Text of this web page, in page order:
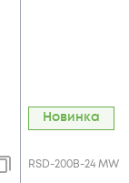
Новинка
RSD-200B-24 MW